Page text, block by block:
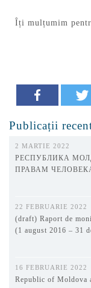
Îți mulțumim
Publicații
2 MARTIE 2022
РЕСПУБЛИКА
ПРАВАМ
22 FEBRUARIE 2022
(draft) Raport de
(1 august 2016 – 31
16 FEBRUARIE 2022
Republic of Moldova